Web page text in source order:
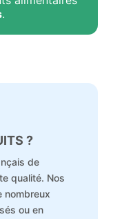
.
?
de
qualité. Nos
nombreux
ou en